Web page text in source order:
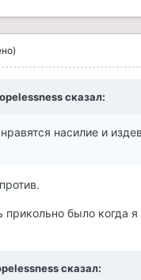
сказал:
насилие и
прикольно было когда
сказал: